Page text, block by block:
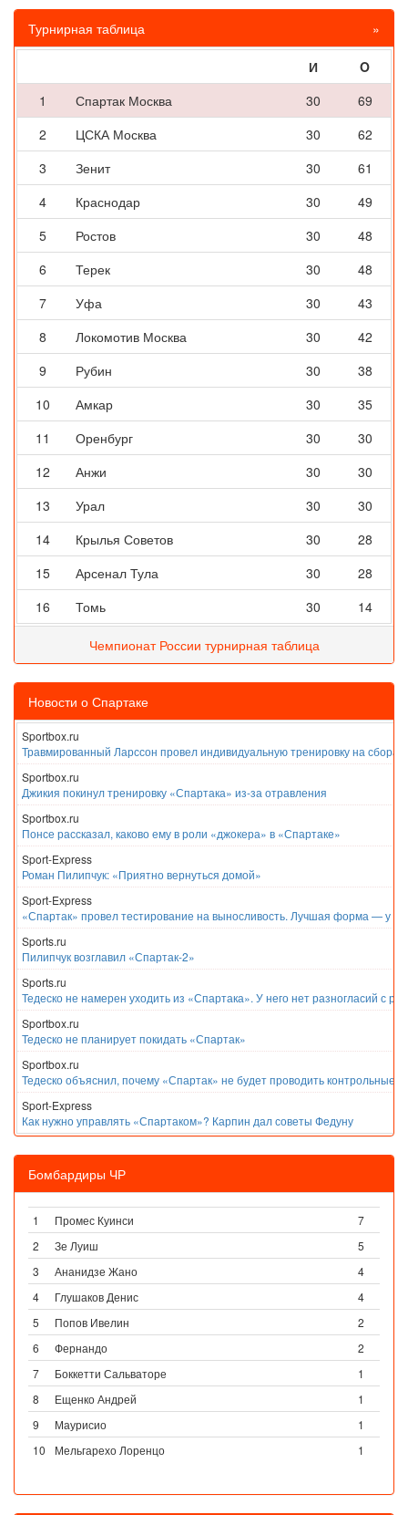
Турнирная таблица »
И
O
1
Спартак Москва 30
69
2
ЦСКА Москва 30
62
3
Зенит 30
61
4
Краснодар 30
49
5
Ростов 30
48
6
Терек 30
48
7
Уфа 30
43
8
Локомотив Москва 30
42
9
Рубин 30
38
10
Амкар 30
35
11
Оренбург 30
30
12
Анжи 30
30
13
Урал 30
30
14
Крылья Советов 30
28
15
Арсенал Тула 30
28
16
Томь 30 14
Чемпионат России турнирная таблица
Новости о Спартаке
Sportbox.ru
Травмированный Ларссон провел индивидуальную тренировку на
Sportbox.ru
Джикия покинул тренировку «Спартака» из-за отравления
Sportbox.ru
Понсе рассказал, каково ему в роли «джокера» в «Спартаке»
Sport-Express
Роман Пилипчук: «Приятно вернуться домой»
Sport-Express
«Спартак» провел тестирование на выносливость. Лучшая форма — у
Sports.ru
Пилипчук возглавил «Спартак-2»
Sports.ru
Тедеско не намерен уходить из «Спартака». У него нет разногласий с
Sportbox.ru
Тедеско не планирует покидать «Спартак»
Sportbox.ru
Тедеско объяснил, почему «Спартак» не будет проводить контрольные
Sport-Express
Как нужно управлять «Спартаком»? Карпин дал советы Федуну
Бомбардиры ЧР
1 Промес Куинси
7
2
Зе Луиш
5
3
Ананидзе Жано
4
4
Глушаков Денис
4
5
Попов Ивелин
2
6
Фернандо
2
7
Боккетти Сальваторе
1
8
Ещенко Андрей
1
9
Маурисио
1
10
Мельгарехо Лоренцо 1